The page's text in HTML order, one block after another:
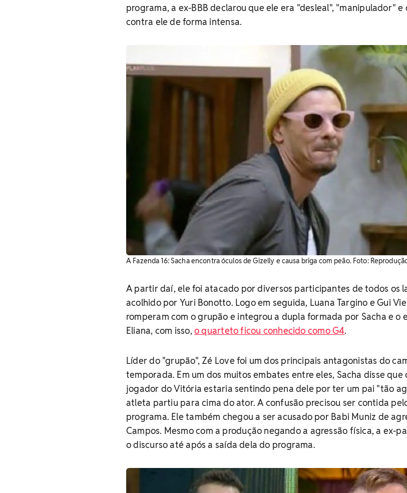
programa, a ex-BBB declarou que ele era "desleal", "manipulador" e
contra ele de forma intensa.
A Fazenda 16: Sacha encontra óculos de Gizelly e causa briga com peão. ​Foto:
A partir daí, ele foi atacado por diversos participantes de todos os
acolhido por Yuri Bonotto. Logo em seguida, Luana Targino e Gui
romperam com o grupão e integrou a dupla formada por Sacha e o
Eliana, com isso,o quarteto ficou conhecido como G4.
Líder do "grupão", Zé Love foi um dos principais antagonistas do
temporada. Em um dos muitos embates entre eles, Sacha disse que
jogador do Vitória estaria sentindo pena dele por ter um pai "tão
atleta partiu para cima do ator. A confusão precisou ser contida
programa. Ele também chegou a ser acusado por Babi Muniz de
Campos. Mesmo com a produção negando a agressão física, a ex-
o discurso até após a saída dela do programa.